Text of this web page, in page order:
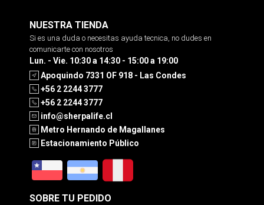
NUESTRA TIENDA
Si es una duda o necesitas ayuda tecnica, no dudes en
comunicarte con nosotros
Lun. - Vie. 10:30 a 14:30 - 15:00 a 19:00
Apoquindo 7331 OF 918 - Las Condes
+56 2 2244 3777
+56 2 2244 3777
info@sherpalife.cl
Metro Hernando de Magallanes
Estacionamiento Público
SOBRE TU PEDIDO